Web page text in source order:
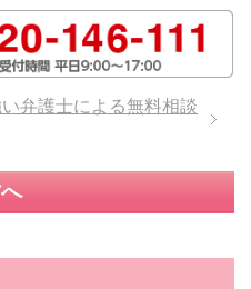
弁護士による無料相談